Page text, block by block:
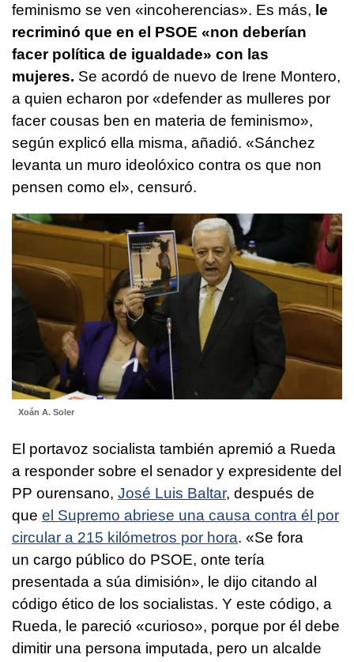
feminismo se ven «incoherencias». Es más, le
recriminó que en el PSOE «non deberían
facer política de igualdade» con las
mujeres. Se acordó de nuevo de Irene Montero,
a quien echaron por «defender as mulleres por
facer cousas ben en materia de feminismo»,
según explicó ella misma, añadió. «Sánchez
levanta un muro ideolóxico contra os que non
pensen como el», censuró.
Xoán A. Soler
El portavoz socialista también apremió a Rueda
a responder sobre el senador y expresidente del
PP ourensano, José Luis Baltar, después de
que el Supremo abriese una causa contra él por
circular a 215 kilómetros por hora. «Se fora
un cargo público do PSOE, onte tería
presentada a súa dimisión», le dijo citando al
código ético de los socialistas. Y este código, a
Rueda, le pareció «curioso», porque por él debe
dimitir una persona imputada, pero un alcalde